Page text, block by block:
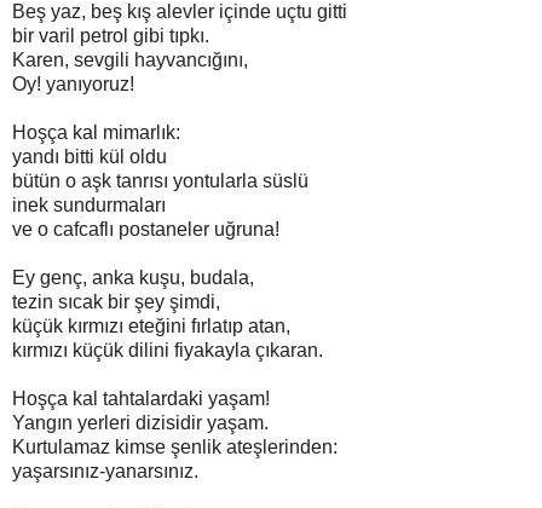
Beş yaz, beş kış alevler içinde uçtu gitti
bir varil petrol gibi tıpkı.
Karen, sevgili hayvancığını,
Oy! yanıyoruz!
Hoşça kal mimarlık:
yandı bitti kül oldu
bütün o aşk tanrısı yontularla süslü
inek sundurmaları
ve o cafcaflı postaneler uğruna!
Ey genç, anka kuşu, budala,
tezin sıcak bir şey şimdi,
küçük kırmızı eteğini fırlatıp atan,
kırmızı küçük dilini fiyakayla çıkaran.
Hoşça kal tahtalardaki yaşam!
Yangın yerleri dizisidir yaşam.
Kurtulamaz kimse şenlik ateşlerinden:
yaşarsınız-yanarsınız.